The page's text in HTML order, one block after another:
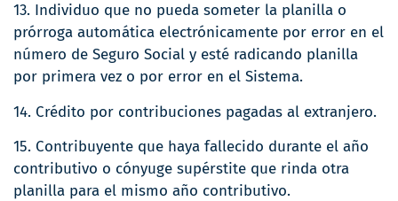
13. Individuo que no pueda someter la planilla o
prórroga automática electrónicamente por error en el
número de Seguro Social y esté radicando planilla
por primera vez o por error en el Sistema.
14. Crédito por contribuciones pagadas al extranjero.
15. Contribuyente que haya fallecido durante el año
contributivo o cónyuge supérstite que rinda otra
planilla para el mismo año contributivo.